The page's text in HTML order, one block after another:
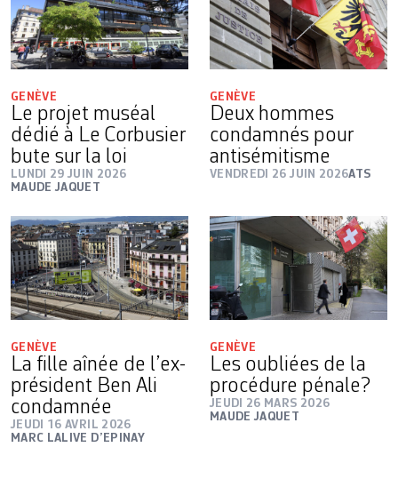
GENÈVE
Le projet muséal
dédié à Le Corbusier
bute sur la loi
LUNDI 29 JUIN 2026
MAUDE JAQUET
GENÈVE
Deux hommes
condamnés pour
antisémitisme
VENDREDI 26 JUIN 2026ATS
GENÈVE
La fille aînée de l’ex-
président Ben Ali
condamnée
JEUDI 16 AVRIL 2026
MARC LALIVE D’EPINAY
GENÈVE
Les oubliées de la
procédure pénale?
JEUDI 26 MARS 2026
MAUDE JAQUET